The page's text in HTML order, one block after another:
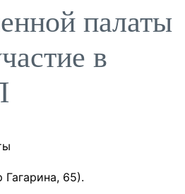
палаты
в
65).